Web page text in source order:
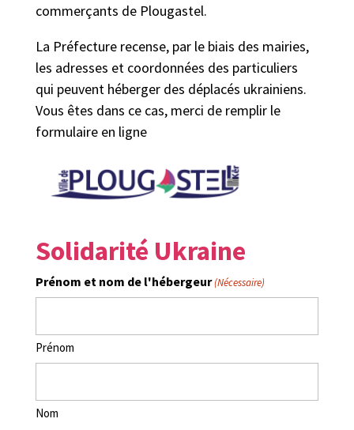
commerçants de Plougastel.
La Préfecture recense, par le biais des mairies,
les adresses et coordonnées des particuliers
qui peuvent héberger des déplacés ukrainiens.
Vous êtes dans ce cas, merci de remplir le
formulaire en ligne
Solidarité Ukraine
Prénom et nom de l'hébergeur(Nécessaire)
Prénom
Nom